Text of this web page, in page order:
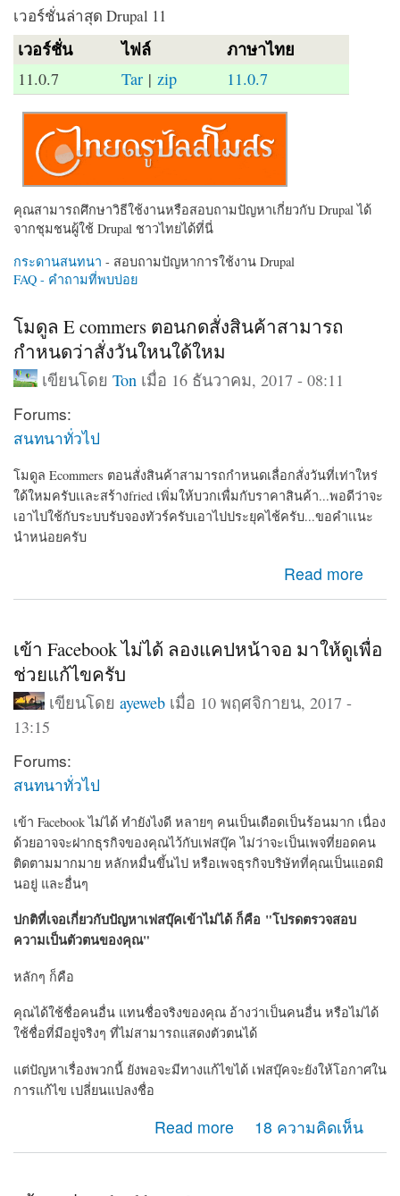
เวอร์ชั่นล่าสุด Drupal 11
เวอร์ชั่น ไฟล์ ภาษาไทย
11.0.7 Tar | zip 11.0.7
คุณสามารถศึกษาวิธีใช้งานหรือสอบถามปัญหาเกี่ยวกับ Drupal ได้
จากชุมชนผู้ใช้ Drupal ชาวไทยได้ที่นี่
กระดานสนทนา - สอบถามปัญหาการใช้งาน Drupal
FAQ - คำถามที่พบบ่อย
โมดูล E commers ตอนกดสั่งสินค้าสามารถ
กำหนดว่าสั่งวันใหนใด้ใหม
เขียนโดย Ton เมื่อ 16 ธันวาคม, 2017 - 08:11
Forums:
สนทนาทั่วไป
โมดูล Ecommers ตอนสั่งสินค้าสามารถกำหนดเลื่อกสั่งวันที่เท่าใหร่
ใด้ใหมครับเเละสร้างfried เพิ่มให้บวกเพื่มกับราคาสินค้า...พอดีว่าจะ
เอาไปใช้กับระบบรับจองทัวร์ครับเอาไปประยุคไช้ครับ...ขอคำเเนะ
นำหน่อยครับ
Read more
about โมดูล E commers ตอนกดสั่งสินค้าสามารถกำหนด
ว่าสั่งวันใหนใด้ใหม
เข้า Facebook ไม่ได้ ลองแคปหน้าจอ มาให้ดูเพื่อ
ช่วยแก้ไขครับ
เขียนโดยayeweb เมื่อ 10 พฤศจิกายน, 2017 -
13:15
Forums:
สนทนาทั่วไป
เข้า Facebook ไม่ได้ ทำยังไงดี หลายๆ คนเป็นเดือดเป็นร้อนมาก เนื่อง
ด้วยอาจจะฝากธุรกิจของคุณไว้กับเฟสบุ๊ค ไม่ว่าจะเป็นเพจที่ยอดคน
ติดตามมากมาย หลักหมื่นขึ้นไป หรือเพจธุรกิจบริษัทที่คุณเป็นแอดมิ
นอยู่ และอื่นๆ
ปกติที่เจอเกี่ยวกับปัญหาเฟสบุ๊คเข้าไม่ได้ ก็คือ "โปรดตรวจสอบ
ความเป็นตัวตนของคุณ"
หลักๆ ก็คือ
คุณได้ใช้ชื่อคนอื่น แทนชื่อจริงของคุณ อ้างว่าเป็นคนอื่น หรือไม่ได้
ใช้ชื่อที่มีอยู่จริงๆ ที่ไม่สามารถแสดงตัวตนได้
แต่ปัญหาเรื่องพวกนี้ ยังพอจะมีทางแก้ไขได้ เฟสบุ๊คจะยังให้โอกาศใน
การแก้ไข เปลี่ยนแปลงชื่อ
Read more
about เข้า Facebook ไม่ได้ ลองแคปหน้าจอ มาให้ดูเพื่อ
ช่วยแก้ไขครับ
18 ความคิดเห็น